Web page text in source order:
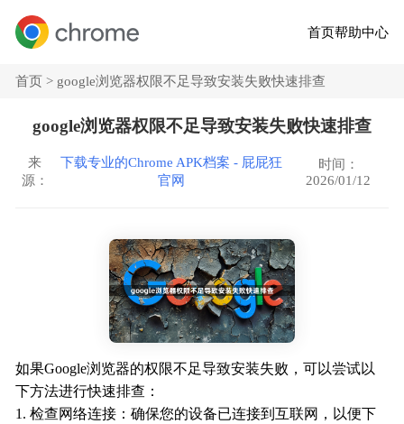
首页帮助中心
首页 > google浏览器权限不足导致安装失败快速排查
google浏览器权限不足导致安装失败快速排查
来
源：
下载专业的Chrome APK档案 - 屁屁狂
官网
时间：
2026/01/12
如果Google浏览器的权限不足导致安装失败，可以尝试以
下方法进行快速排查：
1. 检查网络连接：确保您的设备已连接到互联网，以便下